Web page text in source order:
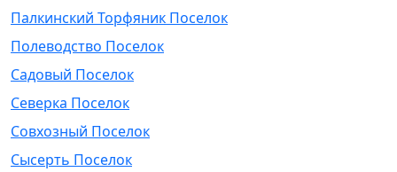
Палкинский Торфяник Поселок
Полеводство Поселок
Садовый Поселок
Северка Поселок
Совхозный Поселок
Сысерть Поселок